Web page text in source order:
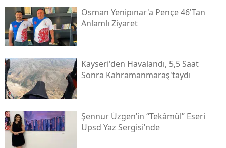
Osman Yenipınar'a Pençe 46'tan
Anlamlı Ziyaret
Kayseri'den Havalandı, 5,5 Saat
Sonra Kahramanmaraş'taydı
Şennur Üzgen’in “tekâmül” Eseri
Upsd Yaz Sergisi’nde